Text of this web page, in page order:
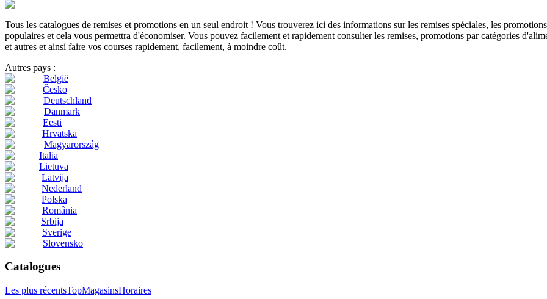
Tous les catalogues de remises et promotions en un seul endroit ! Vous trouverez ici des informations sur les remises spéciales, les
populaires et cela vous permettra d'économiser. Vous pouvez facilement et rapidement consulter les remises, promotions par catégories
et autres et ainsi faire vos courses rapidement, facilement, à moindre coût.
Autres pays :
België
Česko
Deutschland
Danmark
Eesti
Hrvatska
Magyarország
Italia
Lietuva
Latvija
Nederland
Polska
România
Srbija
Sverige
Slovensko
Catalogues
Les plus récentsTopMagasinsHoraires